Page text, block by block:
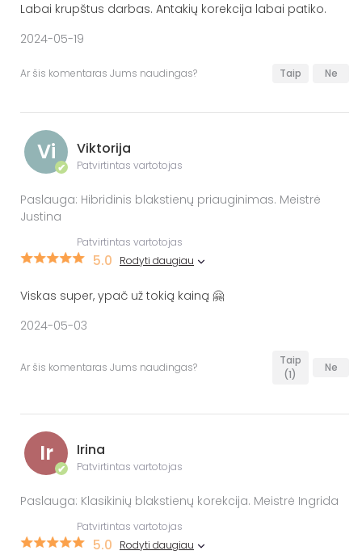
Labai krupštus darbas. Antakių korekcija labai patiko.
2024-05-19
Ar šis komentaras Jums naudingas? Taip Ne
Vi
✔
Viktorija
Patvirtintas vartotojas
Paslauga: Hibridinis blakstienų priauginimas. Meistrė
Justina
Patvirtintas vartotojas
5.0 Rodyti daugiau
Viskas super, ypač už tokią kainą 🤗
2024-05-03
Ar šis komentaras Jums naudingas?
Taip
(1)
Ne
Ir
✔
Irina
Patvirtintas vartotojas
Paslauga: Klasikinių blakstienų korekcija. Meistrė Ingrida
Patvirtintas vartotojas
5.0 Rodyti daugiau